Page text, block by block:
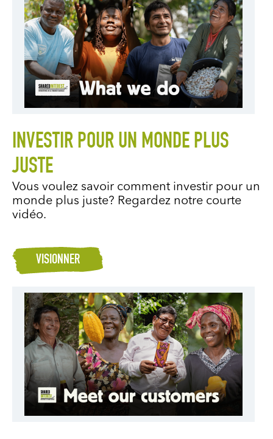
INVESTIR POUR UN MONDE PLUS
JUSTE
Vous voulez savoir comment investir pour un
monde plus juste? Regardez notre courte
vidéo.
VISIONNER